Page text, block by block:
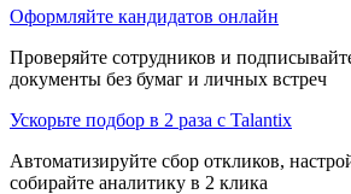
Оформляйте кандидатов онлайн
Проверяйте сотрудников и
документы без бумаг и личных встреч
Ускорьте подбор в 2 раза с Talantix
Автоматизируйте сбор откликов,
собирайте аналитику в 2 клика